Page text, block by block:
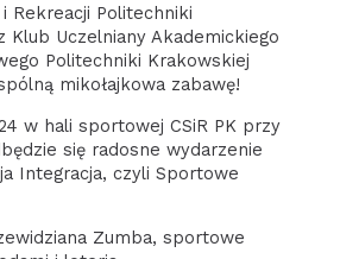
Rekreacji Politechniki
Klub Uczelniany Akademickiego
Politechniki Krakowskiej
mikołajkowa zabawę!
w hali sportowej CSiR PK przy
się radosne wydarzenie
Integracja, czyli Sportowe
Zumba, sportowe